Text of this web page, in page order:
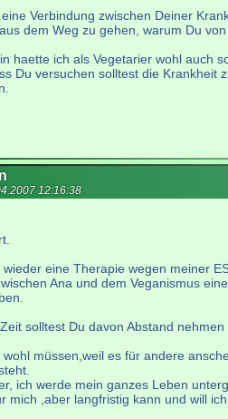
Verbindung zwischen Deiner
dem Weg zu gehen, warum Du
haette ich als Vegetarier wohl auch
Du versuchen solltest die
12:16:38
eine Therapie wegen meiner
Ana und dem Veganismus
solltest Du davon Abstand
müssen,weil es für andere
ich werde mein ganzes Leben
mich ,aber langfristig kann und will